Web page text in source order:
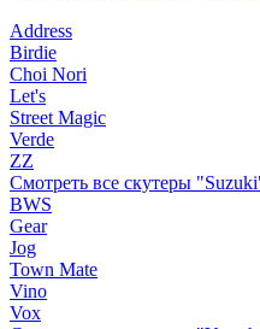
Address
Birdie
Choi Nori
Let's
Street Magic
Verde
ZZ
Смотреть все скутеры
BWS
Gear
Jog
Town Mate
Vino
Vox